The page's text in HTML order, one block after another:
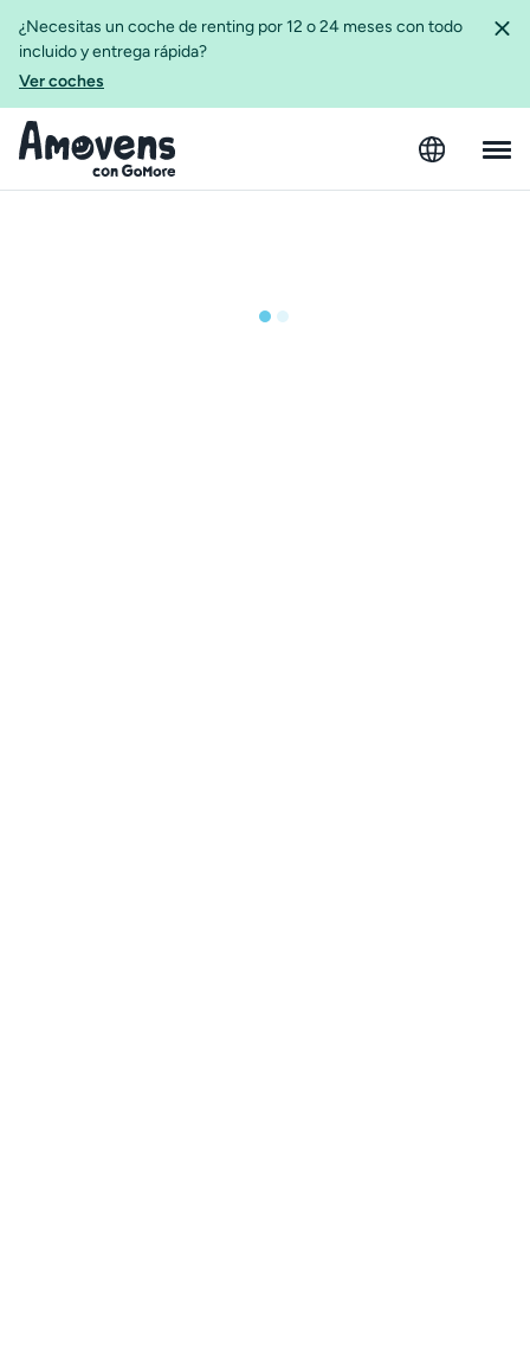
¿Necesitas un coche de renting por 12 o 24 meses con todo
incluido y entrega rápida?
Ver coches